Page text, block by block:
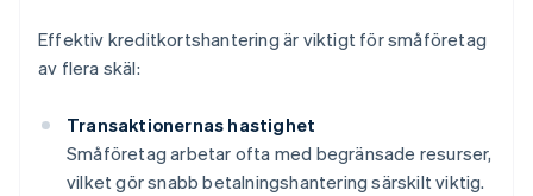
Effektiv kreditkortshantering är viktigt för småföretag
av flera skäl:
Transaktionernas hastighet
Småföretag arbetar ofta med begränsade resurser,
vilket gör snabb betalningshantering särskilt viktig.